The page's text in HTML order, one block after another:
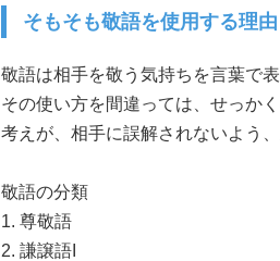
そもそも敬語を使用する理
敬語は相手を敬う気持ちを言葉で
その使い方を間違っては、せっか
考えが、相手に誤解されないよう
敬語の分類
1. 尊敬語
2. 謙譲語I